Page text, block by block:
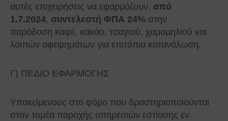
αυτές επιχειρήσεις να εφαρμόζουν, από
1.7.2024, συντελεστή ΦΠΑ 24% στην
παράδοση καφέ, κακάο, τσαγιού, χαμομηλιού και
λοιπών αφεψημάτων για επιτόπια κατανάλωση.
Γ) ΠΕΔΙΟ ΕΦΑΡΜΟΓΗΣ
Υποκείμενους στο φόρο που δραστηριοποιούνται
στον τομέα παροχής υπηρεσιών εστίασης εν